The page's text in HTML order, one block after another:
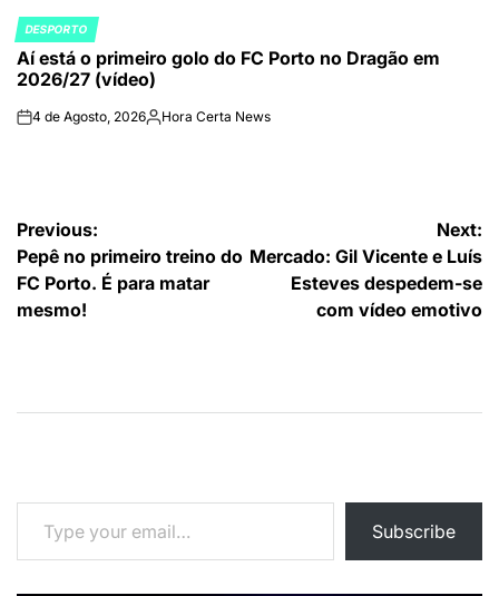
POSTED
IN
DESPORTO
Aí está o primeiro golo do FC Porto no Dragão em
2026/27 (vídeo)
on4 de Agosto, 2026Publicado
Hora Certa News
Navegação
de
artigos
Previous:
Pepê no primeiro treino do
FC Porto. É para matar
mesmo!
Next:
Mercado: Gil Vicente e Luís
Esteves despedem-se
com vídeo emotivo
Type your email…
Subscribe